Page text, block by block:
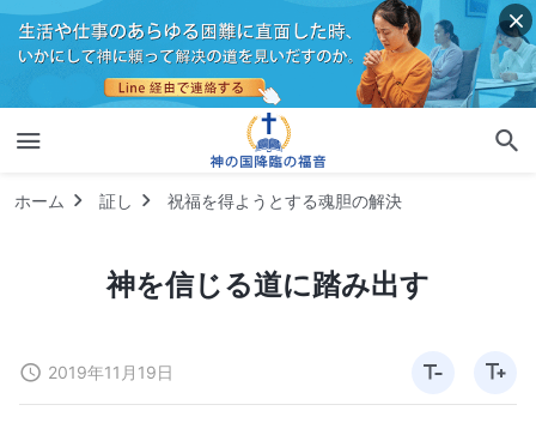
ホーム 証し 祝福を得ようとする魂胆の解決
神を信じる道に踏み出す
2019年11月19日